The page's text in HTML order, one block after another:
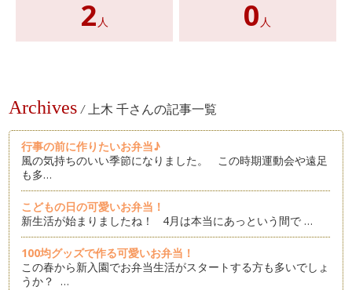
2 人 0 人
Archives / 上木 千さんの記事一覧
行事の前に作りたいお弁当♪
風の気持ちのいい季節になりました。 この時期運動会や遠足
も多…
こどもの日の可愛いお弁当！
新生活が始まりましたね！ 4月は本当にあっという間で …
100均グッズで作る可愛いお弁当！
この春から新入園でお弁当生活がスタートする方も多いでしょ
うか？ …